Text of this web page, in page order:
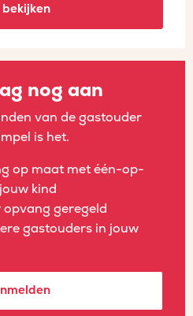
bekijken
nog aan
van de gastouder
is het.
op maat met één-op-
kind
opvang geregeld
gastouders in jouw